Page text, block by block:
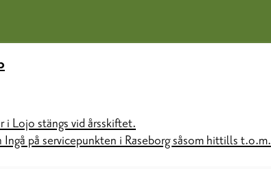
i Lojo stängs vid årsskiftet.
på servicepunkten i Raseborg såsom hittills t.o.m.